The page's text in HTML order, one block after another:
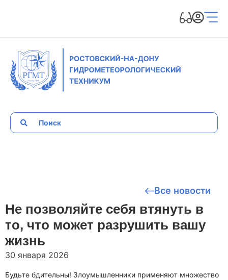
Все новости
Не позволяйте себя втянуть в
то, что может разрушить вашу
жизнь
30 января 2026
Будьте бдительны! Злоумышленники применяют множество